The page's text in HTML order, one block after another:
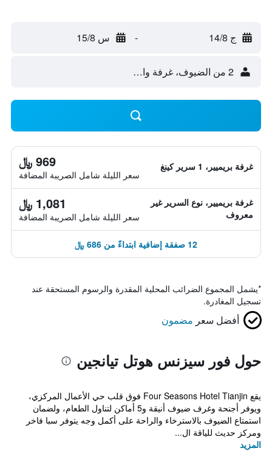
ج 14/8 - س 15/8
2 من الضيوف، غرفة واحدة
غرفة بريميير، 1 سرير كينغ 969 ﷼
سعر الليلة شامل الصريبة المضافة
غرفة بريميير، نوع السرير غير
معروف
1,081 ﷼
سعر الليلة شامل الصريبة المضافة
12 صفقة إضافية ابتداءً من 686 ﷼
*يشمل المجموع الضرائب المحلية المقدرة والرسوم المستحقة عند
تسجيل المغادرة.
أفضل سعر مضمون
حول فور سيزنس هوتل تيانجين
يقع Four Seasons Hotel Tianjin فوق قلب حي الأعمال المركزي،
ويوفر أجنحة وغرف ضيوف أنيقة و5 أماكن لتناول الطعام، ولضمان
استمتاع الضيوف بالاسترخاء والراحة على أكمل وجه يتوفر سبا فاخر
ومركز حديث للياقة ال...
المزيد